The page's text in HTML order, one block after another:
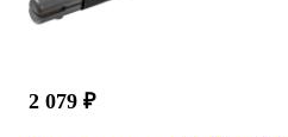
2 079 ₽